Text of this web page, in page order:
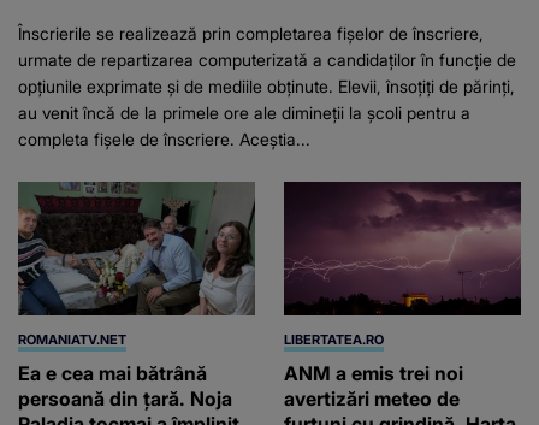
Înscrierile se realizează prin completarea fișelor de înscriere,
urmate de repartizarea computerizată a candidaților în funcție de
opțiunile exprimate și de mediile obținute. Elevii, însoțiți de părinți,
au venit încă de la primele ore ale dimineții la școli pentru a
completa fișele de înscriere. Aceștia...
ROMANIATV.NET
Ea e cea mai bătrână
persoană din țară. Noja
LIBERTATEA.RO
ANM a emis trei noi
avertizări meteo de